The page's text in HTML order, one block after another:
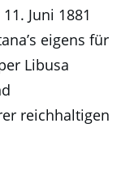
Juni 1881
eigens für
Libusa
reichhaltigen